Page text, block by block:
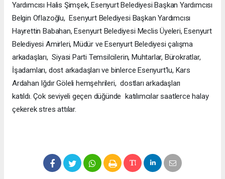
Yardımcısı Halis Şimşek, Esenyurt Belediyesi Başkan Yardımcısı
Belgin Oflazoğlu, Esenyurt Belediyesi Başkan Yardımcısı
Hayrettin Babahan, Esenyurt Belediyesi Meclis Üyeleri, Esenyurt
Belediyesi Amirleri, Müdür ve Esenyurt Belediyesi çalışma
arkadaşları, Siyasi Parti Temsilcilerin, Muhtarlar, Bürokratlar,
İşadamları, dost arkadaşları ve binlerce Esenyurt'lu, Kars
Ardahan Iğdır Göleli hemşehrileri, dostları arkadaşları
katıldı. Çok seviyeli geçen düğünde katılımcılar saatlerce halay
çekerek stres attılar.